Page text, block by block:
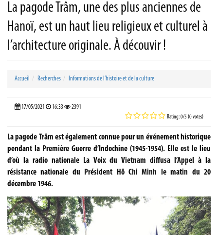
La pagode Trâm, une des plus anciennes de
Hanoï, est un haut lieu religieux et culturel à
l’architecture originale. À découvir !
Accueil Recherches Informations de l’histoire et de la culture
17/05/2021 16:33 2391
Rating: 0/5 (0 votes)
La pagode Trâm est également connue pour un événement historique
pendant la Première Guerre d’Indochine (1945-1954). Elle est le lieu
d’où la radio nationale La Voix du Vietnam diffusa l’Appel à la
résistance nationale du Président Hô Chi Minh le matin du 20
décembre 1946.